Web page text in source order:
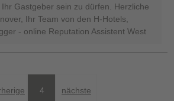
Gastgeber sein zu dürfen. Herzliche
Ihr Team von den H-Hotels,
- online Reputation Assistent West
4 nächste